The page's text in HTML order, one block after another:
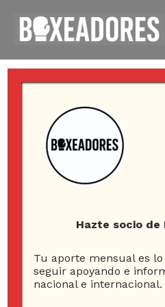
1
Hazte socio de
Tu aporte mensual es
seguir apoyando e
nacional e internacional.